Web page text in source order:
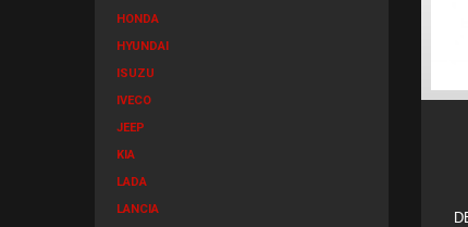
HONDA
HYUNDAI
ISUZU
IVECO
JEEP
KIA
LADA
LANCIA